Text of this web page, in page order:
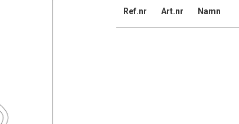
Ref.nr Art.nr Namn